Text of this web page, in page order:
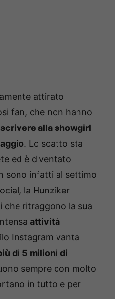
attirato
fan, che non hanno
scrivere alla showgirl
. Lo scatto sta
ed è diventato
sono infatti al settimo
la Hunziker
che ritraggono la sua
attività
Instagram vanta
di 5 milioni di
sempre con molto
in tutto e per